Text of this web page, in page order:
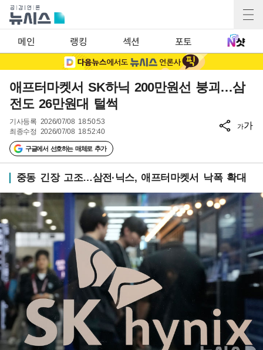
메인 랭킹 섹션 포토
애프터마켓서 SK하닉 200만원선 붕괴…삼
전도 26만원대 털썩
기사등록 2026/07/08 18:50:53
최종수정 2026/07/08 18:52:40
구글에서 선호하는 매체로 추가
가가
중동 긴장 고조…삼전·닉스, 애프터마켓서 낙폭 확대